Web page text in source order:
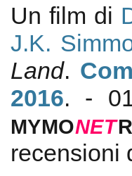
Un film di
J.K.
Land.
2016. -
MYMONET
recensioni